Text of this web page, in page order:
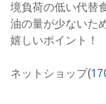
境負荷の低い代替
油の量が少ないた
嬉しいポイント！
ネットショップ(